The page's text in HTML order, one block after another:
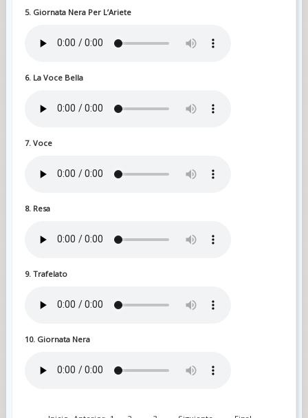
5. Giornata Nera Per L’Ariete
6. La Voce Bella
7. Voce
8. Resa
9. Trafelato
10. Giornata Nera